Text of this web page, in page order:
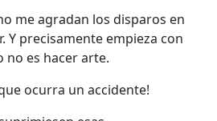
me agradan los disparos en
Y precisamente empieza con
es hacer arte.
ocurra un accidente!